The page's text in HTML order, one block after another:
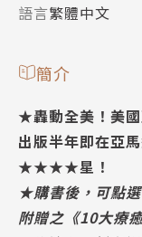
語言繁體中文
簡介
★轟動全美！美國
出版半年即在亞
★★★★星！
★購書後，可點
附贈之《10大療